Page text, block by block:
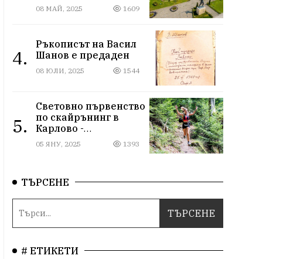
ученици на
екскурзия в
дискриминацията
08 МАЙ, 2025 1609
4.
Ръкописът на Васил
Шанов е предаден
08 ЮЛИ, 2025 1544
5.
Световно първенство
по скайрънинг в
Карлово -
Балканиада 2025 г.
05 ЯНУ, 2025 1393
ТЪРСЕНЕ
# ЕТИКЕТИ